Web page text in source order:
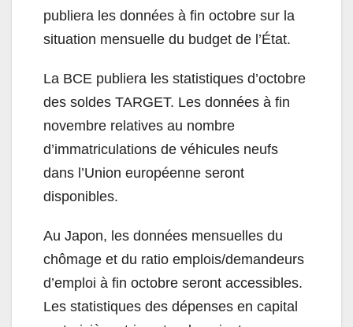
publiera les données à fin octobre sur la
situation mensuelle du budget de l’État.
La BCE publiera les statistiques d’octobre
des soldes TARGET. Les données à fin
novembre relatives au nombre
d’immatriculations de véhicules neufs
dans l’Union européenne seront
disponibles.
Au Japon, les données mensuelles du
chômage et du ratio emplois/demandeurs
d’emploi à fin octobre seront accessibles.
Les statistiques des dépenses en capital